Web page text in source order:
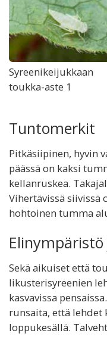
Syreenikeijukkaan
toukka-aste 1
Tuntomerkit
Pitkäsiipinen, hyvin
päässä on kaksi
kellanruskea.
Vihertävissä siivissä
hohtoinen tumma
Sekä aikuiset että
likusterisyreenien
kasvavissa
runsaita, että
loppukesällä.